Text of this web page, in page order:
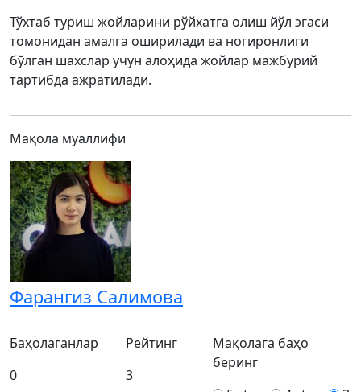
Тўхтаб туриш жойларини рўйхатга олиш йўл эгаси
томонидан амалга оширилади ва ногиронлиги
бўлган шахслар учун алоҳида жойлар мажбурий
тартибда ажратилади.
Мақола муаллифи
Фарангиз Салимова
Баҳолаганлар
0
Рейтинг
3
Мақолага баҳо
беринг